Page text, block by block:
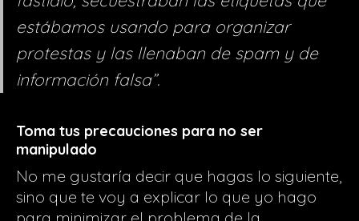
estábamos usando para organizar
protestas y las llenaban de spam y de
información falsa”.
Toma tus precauciones para no ser
manipulado
No me gustaría decir que hagas lo siguiente,
sino que te voy a explicar lo que yo hago